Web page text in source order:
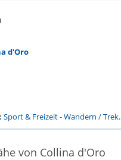
d'Oro
Sport & Freizeit-Wandern /
von Collina d'Oro